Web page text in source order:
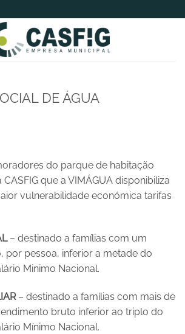
DE ÁGUA
do parque de habitação
que a VIMÁGUA disponibiliza
vulnerabilidade económica tarifas
– destinado a famílias com um
por pessoa, inferior a metade do
Minimo Nacional.
– destinado a famílias com mais de
bruto inferior ao triplo do
Mínimo Nacional.